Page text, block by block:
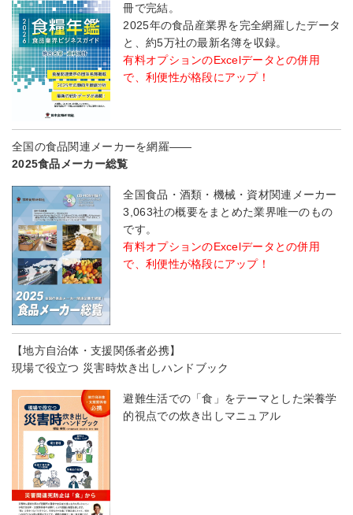
冊で完結。
2025年の食品産業界を完全網羅したデータ
と、約5万社の最新名簿を収録。
有料オプションのExcelデータとの併用
で、利便性が格段にアップ！
全国の食品関連メーカーを網羅――
2025食品メーカー総覧
全国食品・酒類・機械・資材関連メーカー
3,063社の概要をまとめた業界唯一のもの
です。
有料オプションのExcelデータとの併用
で、利便性が格段にアップ！
【地方自治体・支援関係者必携】
現場で役立つ 災害時炊き出しハンドブック
避難生活での「食」をテーマとした栄養学
的視点での炊き出しマニュアル